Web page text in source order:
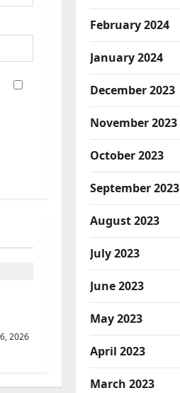
2026
February 2024
January 2024
December 2023
November 2023
October 2023
September 2023
August 2023
July 2023
June 2023
May 2023
April 2023
March 2023